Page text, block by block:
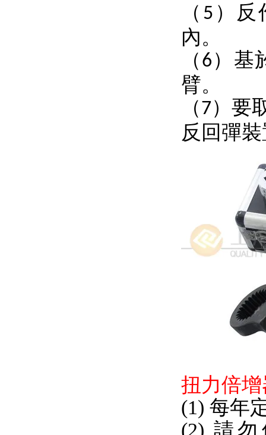
（ 5 ）
內。
（ 6 ）基
臂。
（7）要
反回彈
扭力倍
(1) 每年
(2) 請